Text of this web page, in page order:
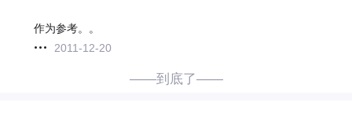
作为参考。。
2011-12-20
——到底了——